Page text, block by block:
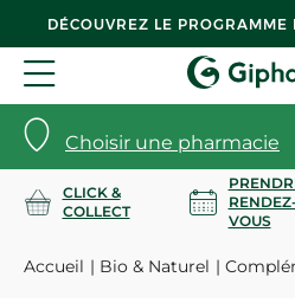
DÉCOUVREZ LE
Choisir une pharmacie
CLICK &
COLLECT
RENDEZ-
VOUS
Accueil Bio & Naturel